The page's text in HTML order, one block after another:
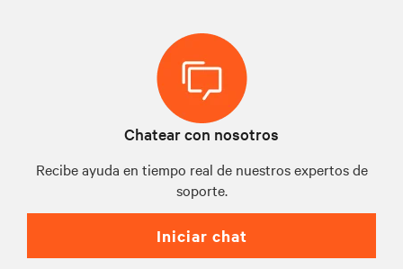
Chatear con nosotros
Recibe ayuda en tiempo real de nuestros expertos de
soporte.
Iniciar chat